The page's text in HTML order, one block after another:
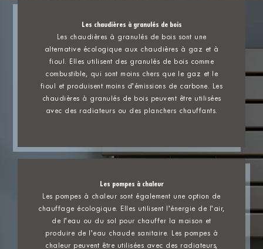
Les chaudières à granulés de bois
Les chaudières à granulés de bois sont une
alternative écologique aux chaudières à gaz et à
fioul. Elles utilisent des granulés de bois comme
combustible, qui sont moins chers que le gaz et le
fioul et produisent moins d’émissions de carbone. Les
chaudières à granulés de bois peuvent être utilisées
avec des radiateurs ou des planchers chauffants.
Les pompes à chaleur
Les pompes à chaleur sont également une option de
chauffage écologique. Elles utilisent l’énergie de l’air,
de l’eau ou du sol pour chauffer la maison et
produire de l’eau chaude sanitaire. Les pompes à
chaleur peuvent être utilisées avec des radiateurs,